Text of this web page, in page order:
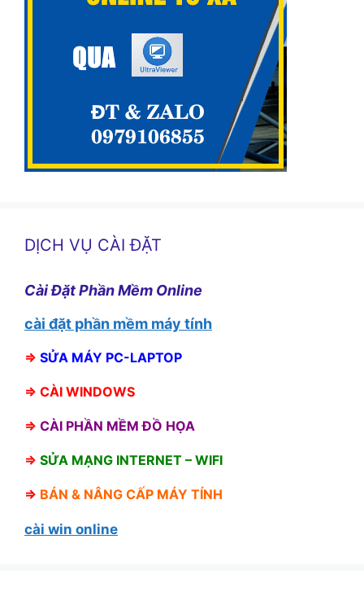
DỊCH VỤ CÀI ĐẶT
Cài Đặt Phần Mềm Online
cài đặt phần mềm máy tính
⇒ SỬA MÁY PC-LAPTOP
⇒ CÀI WINDOWS
⇒ CÀI PHẦN MỀM ĐỒ HỌA
⇒ SỬA MẠNG INTERNET – WIFI
⇒ BÁN & NÂNG CẤP MÁY TÍNH
cài win online